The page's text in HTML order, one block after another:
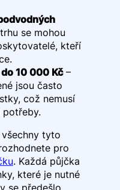
se mohou
kteří
10 000 Kč–
jsou často
což nemusí
tyto
pro
. Každá půjčka
které je nutné